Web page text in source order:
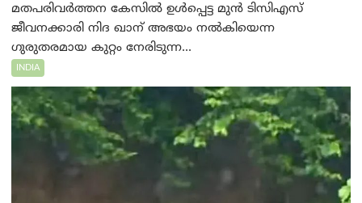
മതപരിവർത്തന കേസിൽ ഉൾപ്പെട്ട മുൻ ടിസിഎസ്
ജീവനക്കാരി നിദ ഖാന് അഭയം നൽകിയെന്ന
ഗുരുതരമായ കുറ്റം നേരിടുന്ന...
INDIA